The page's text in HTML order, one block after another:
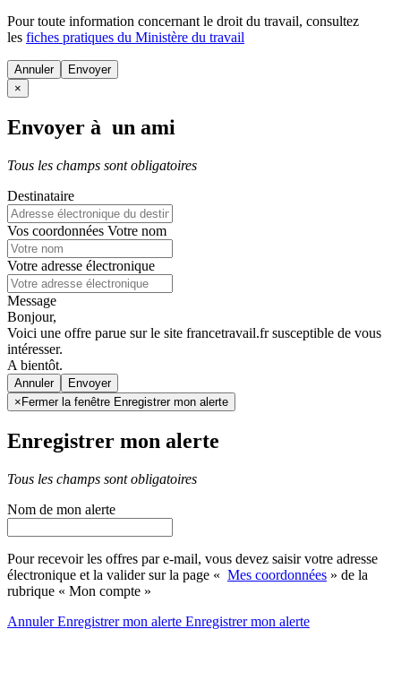
Pour toute information concernant le droit du travail, consultez
les fiches pratiques du Ministère du travail
Annuler
×
Envoyer à un ami
Tous les champs sont obligatoires
Destinataire
Vos coordonnées Votre nom
Votre adresse électronique
Message
Bonjour,
Voici une offre parue sur le site francetravail.fr susceptible de vous
intéresser.
A bientôt.
Annuler
× Fermer la fenêtre Enregistrer mon alerte
Enregistrer mon alerte
Tous les champs sont obligatoires
Nom de mon alerte
Pour recevoir les offres par e-mail, vous devez saisir votre adresse
électronique et la valider sur la page « Mes coordonnées » de la
rubrique « Mon compte »
AnnulerEnregistrer mon alerte Enregistrermon alerte